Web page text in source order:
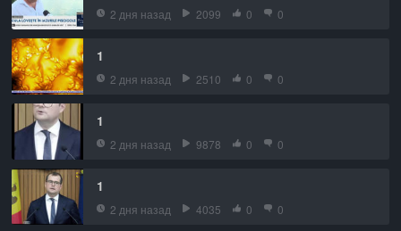
2 дня назад 2099 0 0
1
2 дня назад 2510 0 0
1
2 дня назад 9878 0 0
1
2 дня назад 4035 0 0